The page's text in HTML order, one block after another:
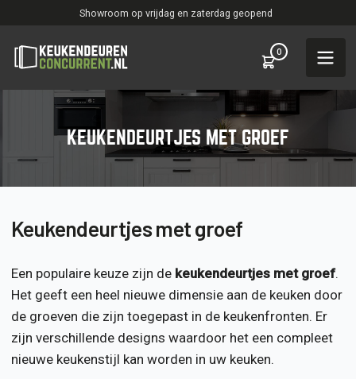
Showroom op vrijdag en zaterdag geopend
0
KEUKENDEURTJES MET GROEF
Keukendeurtjes met groef
Een populaire keuze zijn de keukendeurtjes met groef.
Het geeft een heel nieuwe dimensie aan de keuken door
de groeven die zijn toegepast in de keukenfronten. Er
zijn verschillende designs waardoor het een compleet
nieuwe keukenstijl kan worden in uw keuken.